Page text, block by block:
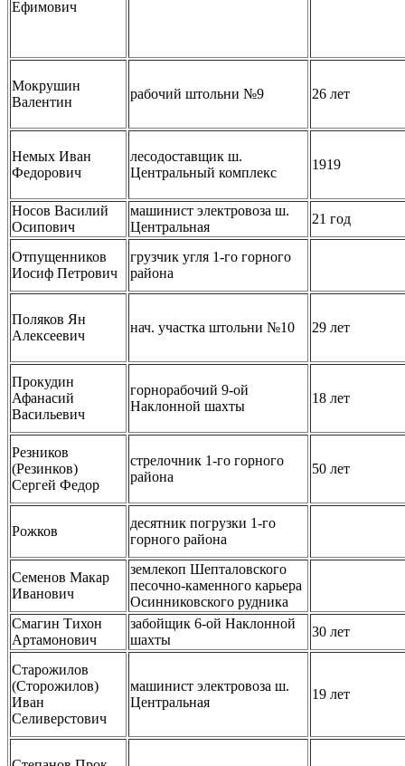
Ефимович
Мокрушин
Валентин
рабочий штольни №9 26 лет
Немых Иван
Федорович
лесодоставщик ш.
Центральный комплекс
1919
Носов Василий
Осипович
машинист электровоза ш.
Центральная
21 год
Отпущенников
Иосиф Петрович
грузчик угля 1-го горного
района
Поляков Ян
Алексеевич
нач. участка штольни №10 29 лет
Прокудин
Афанасий
Васильевич
горнорабочий 9-ой
Наклонной шахты
18 лет
Резников
(Резинков)
Сергей Федор
стрелочник 1-го горного
района
50 лет
Рожков
десятник погрузки 1-го
горного района
Семенов Макар
Иванович
землекоп Шепталовского
песочно-каменного карьера
Осинниковского рудника
Смагин Тихон
Артамонович
забойщик 6-ой Наклонной
шахты
30 лет
Старожилов
(Сторожилов)
Иван
Селиверстович
машинист электровоза ш.
Центральная
19 лет